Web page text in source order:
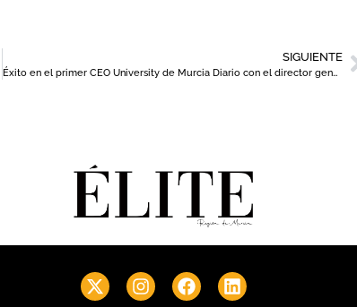
SIGUIENTE
Éxito en el primer CEO University de Murcia Diario con el director general de Hefame